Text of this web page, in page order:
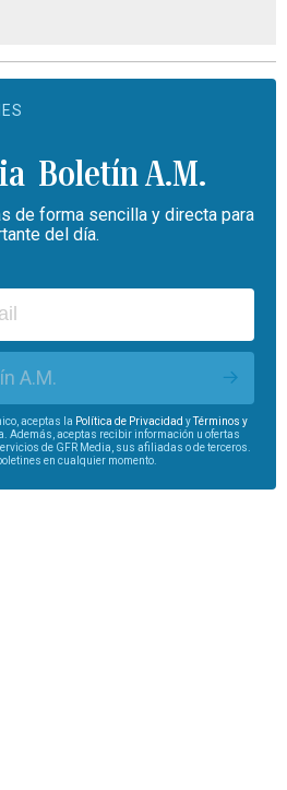
Boletín A.M.
de forma sencilla y directa para
del día.
A.M.
aceptas la Política de Privacidad yTérminos y
Además, aceptas recibir información u ofertas
de GFR Media, sus afiliadas o de terceros.
en cualquier momento.